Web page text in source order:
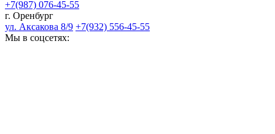
+7(987) 076-45-55
г. Оренбург
ул. Аксакова 8/9 +7(932) 556-45-55
Мы в соцсетях: